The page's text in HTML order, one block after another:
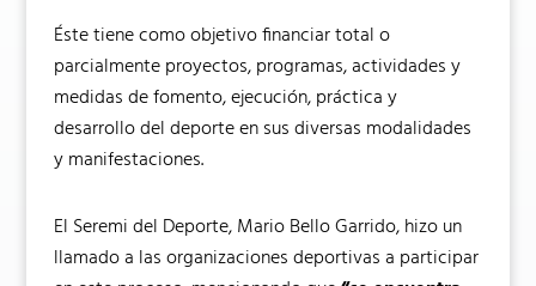
Éste tiene como objetivo financiar total o
parcialmente proyectos, programas, actividades y
medidas de fomento, ejecución, práctica y
desarrollo del deporte en sus diversas modalidades
y manifestaciones.
El Seremi del Deporte, Mario Bello Garrido, hizo un
llamado a las organizaciones deportivas a participar